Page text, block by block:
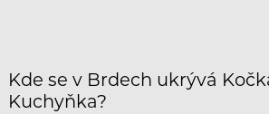
Kde se v Brdech ukrývá
Kuchyňka?